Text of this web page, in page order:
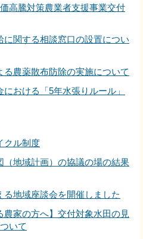
高騰対策農業者支援事業交付
関する相談窓口の設置につい
農薬散布防除の実施について
おける「5年水張りルール」
クル制度
（地域計画）の協議の場の結果
る地域座談会を開催しました
農家の方へ】交付対象水田の見
いて